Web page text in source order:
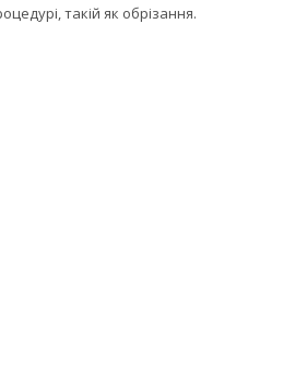
такій як обрізання.